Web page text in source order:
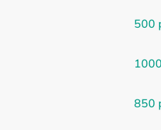
500
850